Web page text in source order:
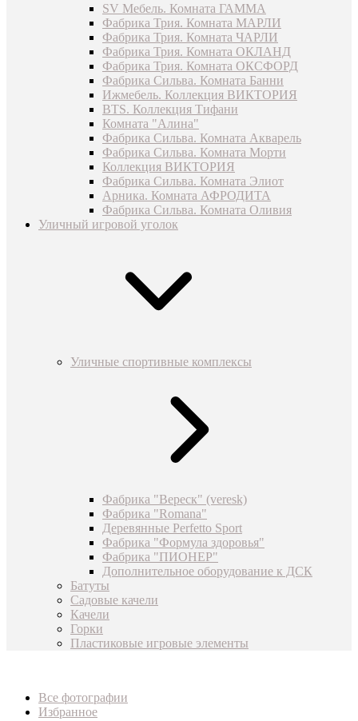
SV Мебель. Комната ГАММА
Фабрика Трия. Комната МАРЛИ
Фабрика Трия. Комната ЧАРЛИ
Фабрика Трия. Комната ОКЛАНД
Фабрика Трия. Комната ОКСФОРД
Фабрика Сильва. Комната Банни
Ижмебель. Коллекция ВИКТОРИЯ
BTS. Коллекция Тифани
Комната "Алина"
Фабрика Сильва. Комната Акварель
Фабрика Сильва. Комната Морти
Коллекция ВИКТОРИЯ
Фабрика Сильва. Комната Элиот
Арника. Комната АФРОДИТА
Фабрика Сильва. Комната Оливия
Уличный игровой уголок
Уличные спортивные комплексы
Фабрика "Вереск" (veresk)
Фабрика "Romana"
Деревянные Perfetto Sport
Фабрика "Формула здоровья"
Фабрика "ПИОНЕР"
Дополнительное оборудование к ДСК
Батуты
Садовые качели
Качели
Горки
Пластиковые игровые элементы
Все фотографии
Избранное